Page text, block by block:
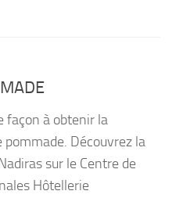
façon à obtenir la
pommade. Découvrez la
sur le Centre de
Hôtellerie